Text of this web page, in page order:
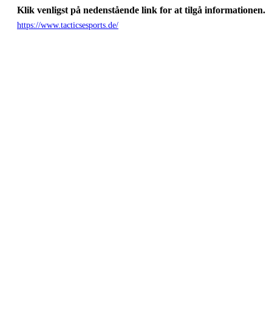
Klik venligst på nedenstående link for at tilgå informationen.
https://www.tacticsesports.de/